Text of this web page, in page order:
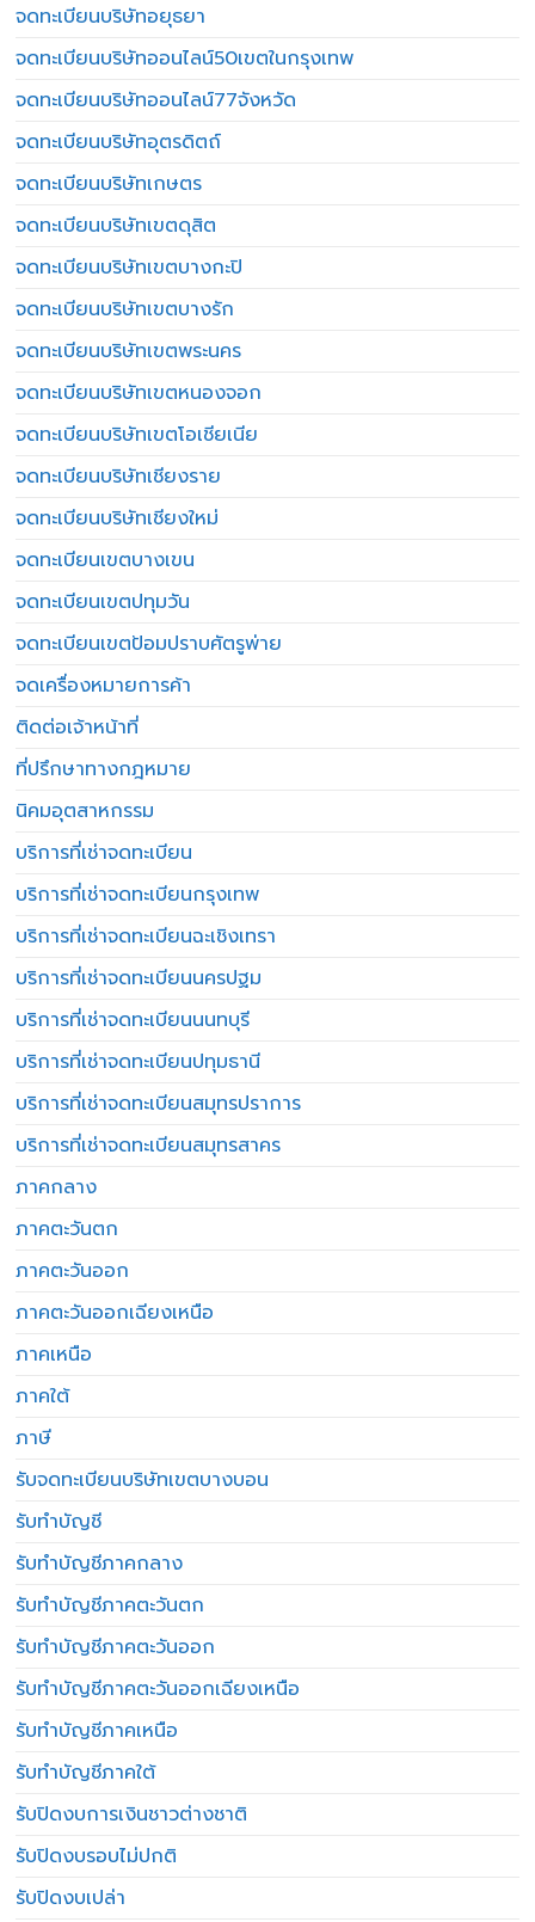
จดทะเบียนบริษัทอยุธยา
จดทะเบียนบริษัทออนไลน์50เขตในกรุงเทพ
จดทะเบียนบริษัทออนไลน์77จังหวัด
จดทะเบียนบริษัทอุตรดิตถ์
จดทะเบียนบริษัทเกษตร
จดทะเบียนบริษัทเขตดุสิต
จดทะเบียนบริษัทเขตบางกะปิ
จดทะเบียนบริษัทเขตบางรัก
จดทะเบียนบริษัทเขตพระนคร
จดทะเบียนบริษัทเขตหนองจอก
จดทะเบียนบริษัทเขตโอเชียเนีย
จดทะเบียนบริษัทเชียงราย
จดทะเบียนบริษัทเชียงใหม่
จดทะเบียนเขตบางเขน
จดทะเบียนเขตปทุมวัน
จดทะเบียนเขตป้อมปราบศัตรูพ่าย
จดเครื่องหมายการค้า
ติดต่อเจ้าหน้าที่
ที่ปรึกษาทางกฎหมาย
นิคมอุตสาหกรรม
บริการที่เช่าจดทะเบียน
บริการที่เช่าจดทะเบียนกรุงเทพ
บริการที่เช่าจดทะเบียนฉะเชิงเทรา
บริการที่เช่าจดทะเบียนนครปฐม
บริการที่เช่าจดทะเบียนนนทบุรี
บริการที่เช่าจดทะเบียนปทุมธานี
บริการที่เช่าจดทะเบียนสมุทรปราการ
บริการที่เช่าจดทะเบียนสมุทรสาคร
ภาคกลาง
ภาคตะวันตก
ภาคตะวันออก
ภาคตะวันออกเฉียงเหนือ
ภาคเหนือ
ภาคใต้
ภาษี
รับจดทะเบียนบริษัทเขตบางบอน
รับทำบัญชี
รับทำบัญชีภาคกลาง
รับทำบัญชีภาคตะวันตก
รับทำบัญชีภาคตะวันออก
รับทำบัญชีภาคตะวันออกเฉียงเหนือ
รับทำบัญชีภาคเหนือ
รับทำบัญชีภาคใต้
รับปิดงบการเงินชาวต่างชาติ
รับปิดงบรอบไม่ปกติ
รับปิดงบเปล่า